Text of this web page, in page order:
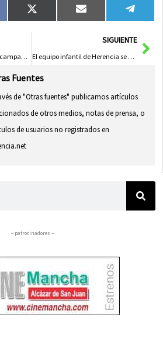
Compartir
en
X
(Twitter)
Compartir
en
Email
en
Herencia.net se une a la campaña que salva vidas #OjoPequeAlAgua
SIGUIENTE
El equipo infantil de Herencia se enfrenta en cuartos de final de la Fase Regional frente al Almansa
Fuentes
de "Otras fuentes" publicamos artículos
de otros medios, notas de prensa, o
de usuarios no registrados en
– patrocinadores –